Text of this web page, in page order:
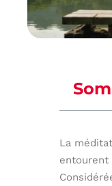
La
entourent